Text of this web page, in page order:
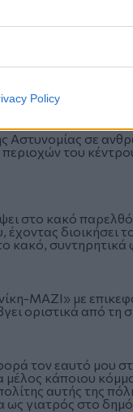
Policy
φεστιβάλ,
που θα
Αστυνομίας σε
του
στο κακό
έχοντας
κακό, συντηρητικά
ΜΑΖΙ» με
οριστικά από τη
τον εαυτό μου
κάποιου
αυτής της
γιατρός στο